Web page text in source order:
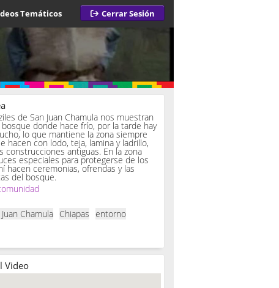
Temáticos Cerrar Sesión
de San Juan Chamula nos muestran
donde hace frío, por la tarde hay
lo que mantiene la zona siempre
hacen con lodo, teja, lamina y ladrillo,
construcciones antiguas. En la zona
especiales para protegerse de los
hacen ceremonias, ofrendas y las
del bosque.
Chamula Chiapas entorno
Video